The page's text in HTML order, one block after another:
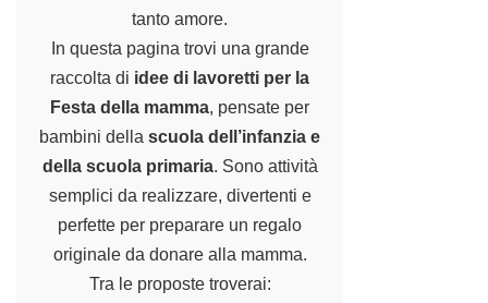
tanto amore.
In questa pagina trovi una grande
raccolta di idee di lavoretti per la
Festa della mamma, pensate per
bambini della scuola dell’infanzia e
della scuola primaria. Sono attività
semplici da realizzare, divertenti e
perfette per preparare un regalo
originale da donare alla mamma.
Tra le proposte troverai: